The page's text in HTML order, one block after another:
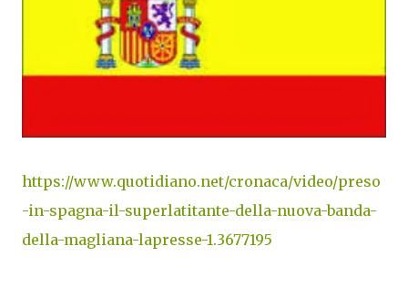
https://www.quotidiano.net/cronaca/video/preso
-in-spagna-il-superlatitante-della-nuova-banda-
della-magliana-lapresse-1.3677195